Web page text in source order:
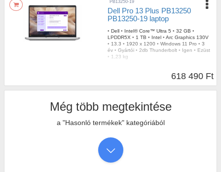
PB13250-19
Dell Pro 13 Plus PB13250
PB13250-19 laptop
• Dell • Intel® Core™ Ultra 5 • 32 GB •
LPDDR5X • 1 TB • Intel • Arc Graphics 130V
• 13.3 • 1920 x 1200 • Windows 11 Pro • 3
év • Gyártói • 2db Thunderbolt • Igen • Ezüst
• 1,23 kg
618 490 Ft
Még több megtekintése
a "Hasonló termékek" kategóriából